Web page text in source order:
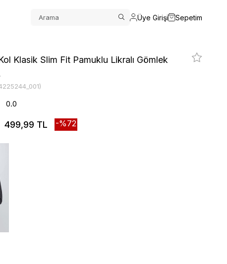
Üye Girişi Sepetim
Klasik Slim Fit Pamuklu Likralı Gömlek
0.0
499,99 TL 72